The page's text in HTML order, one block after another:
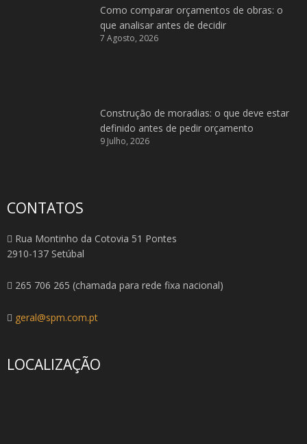
Como comparar orçamentos de obras: o
que analisar antes de decidir
7 Agosto, 2026
Construção de moradias: o que deve estar
definido antes de pedir orçamento
9 Julho, 2026
CONTATOS
Rua Montinho da Cotovia 51 Pontes
2910-137 Setúbal
265 706 265 (chamada para rede fixa nacional)
geral@spm.com.pt
LOCALIZAÇÃO